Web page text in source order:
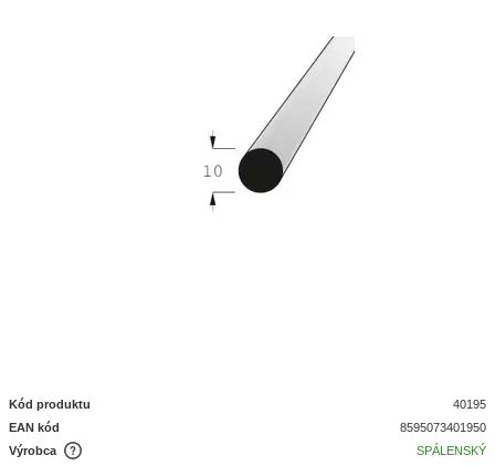
Kód produktu
40195
EAN kód
8595073401950
Výrobca
SPÁLENSKÝ